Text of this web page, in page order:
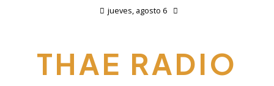
jueves, agosto 6
THAE RADIO